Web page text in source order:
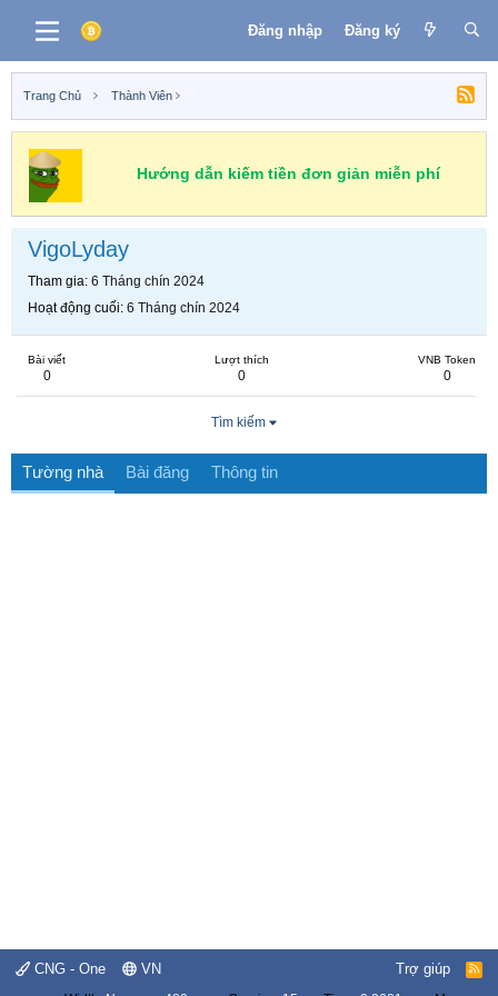
Đăng nhập Đăng ký
Trang Chủ Thành Viên
Hướng dẫn kiếm tiền đơn giản miễn phí
VigoLyday
Tham gia 6 Tháng chín 2024
Hoạt động cuối 6 Tháng chín 2024
Bài viết
0
Lượt thích
0
VNB Token
0
Tìm kiếm
Tường nhà Bài đăng Thông tin
CNG - One VN Trợ giúp
R